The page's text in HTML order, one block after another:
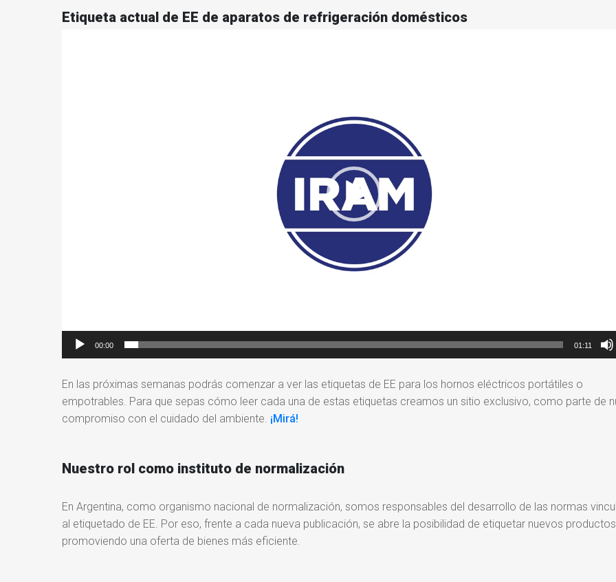
Etiqueta actual de EE de aparatos de refrigeración domésticos
00:00 01:11
En las próximas semanas podrás comenzar a ver las etiquetas de EE para los hornos eléctricos portátiles o
empotrables. Para que sepas cómo leer cada una de estas etiquetas creamos un sitio exclusivo, como parte de
compromiso con el cuidado del ambiente. ¡Mirá!
Nuestro rol como instituto de normalización
En Argentina, como organismo nacional de normalización, somos responsables del desarrollo de las normas
al etiquetado de EE. Por eso, frente a cada nueva publicación, se abre la posibilidad de etiquetar nuevos
promoviendo una oferta de bienes más eficiente.